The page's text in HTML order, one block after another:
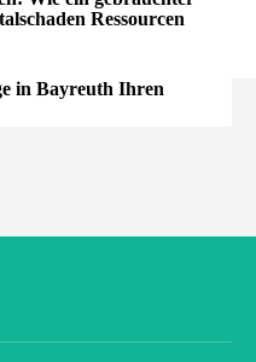
Ressourcen
in Bayreuth Ihren